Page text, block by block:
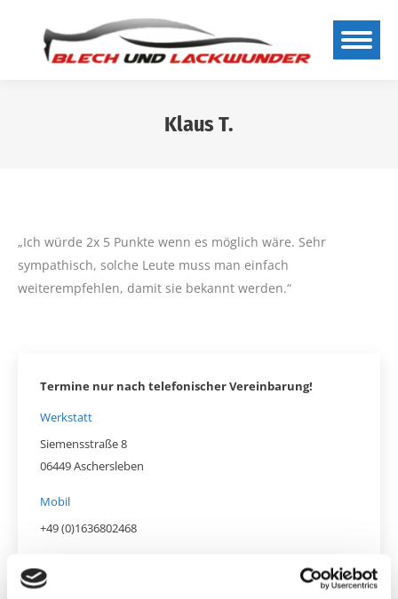
Klaus T.
„Ich würde 2x 5 Punkte wenn es möglich wäre. Sehr
sympathisch, solche Leute muss man einfach
weiterempfehlen, damit sie bekannt werden.“
Termine nur nach telefonischer Vereinbarung!
Werkstatt
Siemensstraße 8
06449 Aschersleben
Mobil
+49 (0)1636802468
kontakt@blech-und-lackwunder.de